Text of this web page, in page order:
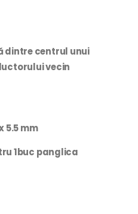
dintre centrul unui
vecin
5.5 mm
1buc panglica